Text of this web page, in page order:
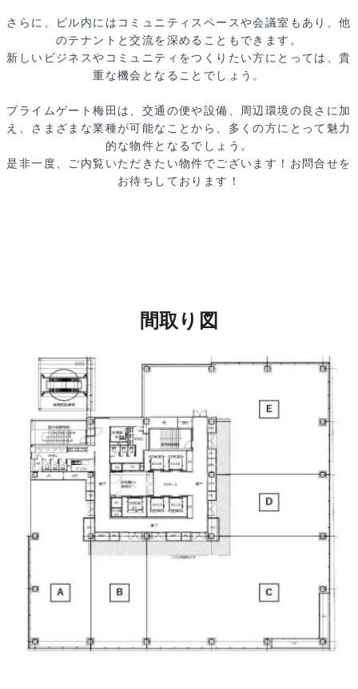
さらに、ビル内にはコミュニティスペースや会議室もあり、他
のテナントと交流を深めることもできます。
新しいビジネスやコミュニティをつくりたい方にとっては、貴
重な機会となることでしょう。
プライムゲート梅田は、交通の便や設備、周辺環境の良さに加
え、さまざまな業種が可能なことから、多くの方にとって魅力
的な物件となるでしょう。
是非一度、ご内覧いただきたい物件でございます！お問合せを
お待ちしております！
間取り図